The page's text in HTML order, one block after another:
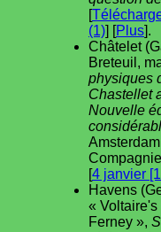
[
(1)] [Plus].
Châtelet
Breteuil,
physiques
Chastellet
Nouvelle
[4 janvier
Havens
«
Ferney »,